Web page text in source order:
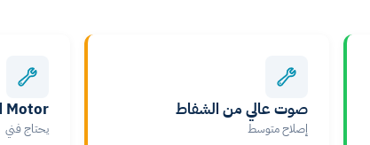
صوت عالي من الشفاط
إصلاح متوسط
Motor الشفاط مش بيشتغل
يحتاج فني